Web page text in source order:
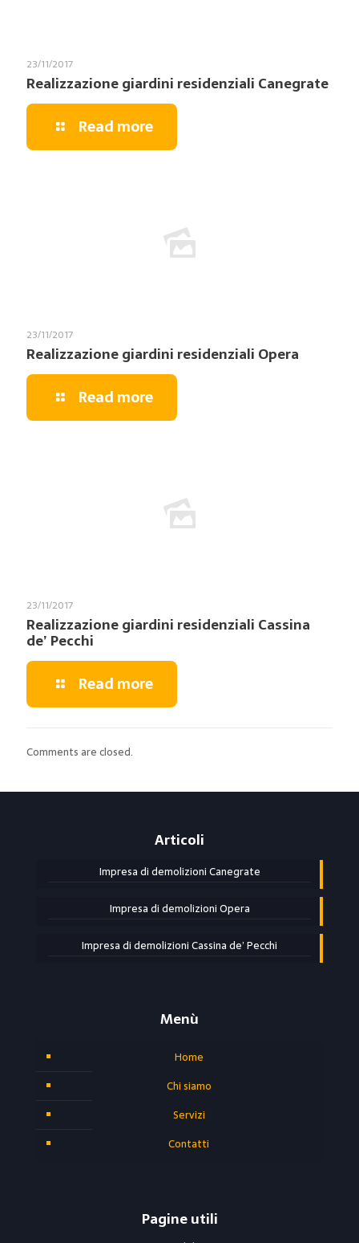
23/11/2017
Realizzazione giardini residenziali Canegrate
Read more
23/11/2017
Realizzazione giardini residenziali Opera
Read more
23/11/2017
Realizzazione giardini residenziali Cassina
de’ Pecchi
Read more
Comments are closed.
Articoli
Impresa di demolizioni Canegrate
Impresa di demolizioni Opera
Impresa di demolizioni Cassina de’ Pecchi
Menù
Home
Chi siamo
Servizi
Contatti
Pagine utili